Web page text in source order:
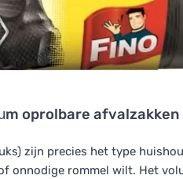
oprolbare
zijn precies het type
onnodige rommel wilt. Het